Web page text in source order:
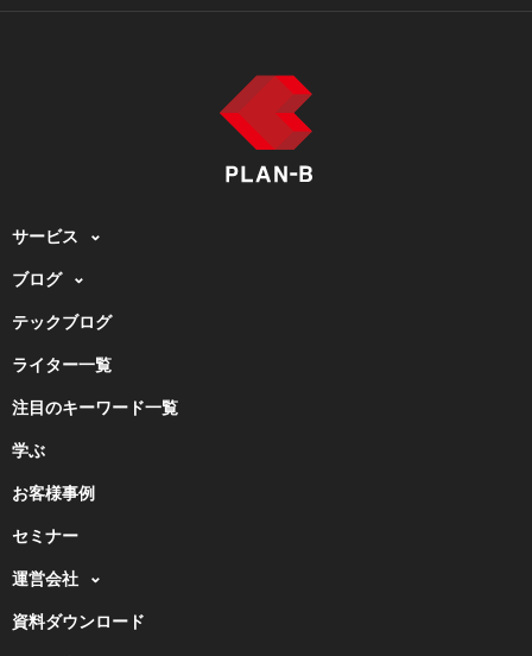
サービス
ブログ
テックブログ
ライター一覧
注目のキーワード一覧
学ぶ
お客様事例
セミナー
運営会社
資料ダウンロード